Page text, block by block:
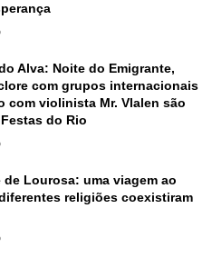
Alva: Noite do Emigrante,
com grupos internacionais
com violinista Mr. Vlalen são
do Rio
de Lourosa: uma viagem ao
religiões coexistiram